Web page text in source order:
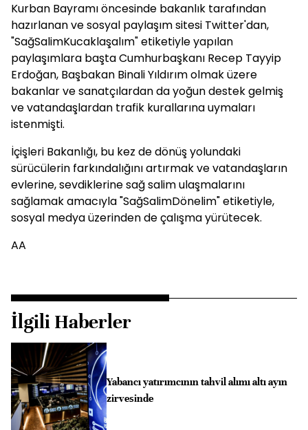
Kurban Bayramı öncesinde bakanlık tarafından
hazırlanan ve sosyal paylaşım sitesi Twitter'dan,
"SağSalimKucaklaşalım" etiketiyle yapılan
paylaşımlara başta Cumhurbaşkanı Recep Tayyip
Erdoğan, Başbakan Binali Yıldırım olmak üzere
bakanlar ve sanatçılardan da yoğun destek gelmiş
ve vatandaşlardan trafik kurallarına uymaları
istenmişti.
İçişleri Bakanlığı, bu kez de dönüş yolundaki
sürücülerin farkındalığını artırmak ve vatandaşların
evlerine, sevdiklerine sağ salim ulaşmalarını
sağlamak amacıyla "SağSalimDönelim" etiketiyle,
sosyal medya üzerinden de çalışma yürütecek.
AA
İlgili Haberler
Yabancı yatırımcının tahvil alımı altı ayın
zirvesinde